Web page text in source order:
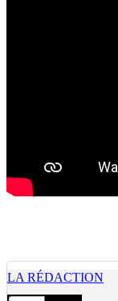
LA RÉDACTION